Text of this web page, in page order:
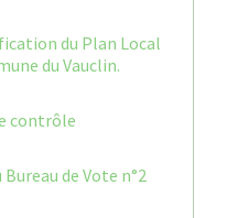
du Plan Local
du Vauclin.
contrôle
de Vote n°2